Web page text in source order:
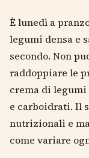
È lunedì a
legumi densa e
secondo. Non
raddoppiare le
crema di
e carboidrati. Il
nutrizionali e
come variare